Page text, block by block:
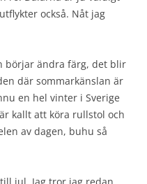
också. Nåt jag
börjar ändra färg, det blir
där sommarkänslan är
en hel vinter i Sverige
kallt att köra rullstol och
av dagen, buhu så